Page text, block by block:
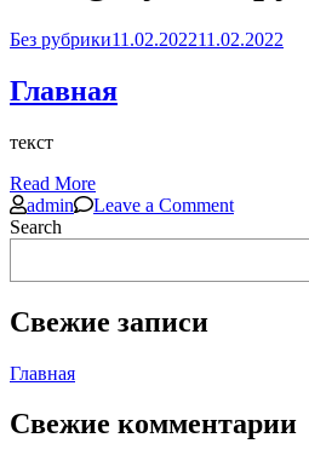
Без рубрики11.02.202211.02.2022
Главная
текст
Read More
admin
Leave a Commenton
Search
Свежие записи
Главная
Свежие комментарии